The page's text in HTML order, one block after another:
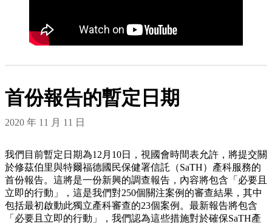
首份報告的暫定日期
2020 年 11 月 11 日
我們目前暫定日期為12月10日，視國會時間表允許，將提交關
於修茲伯里與特爾福德國民保健署信託（SaTH）產科服務的
首份報告。這將是一份新興的調查報告，內容將包含「必要且
立即的行動」，這是我們對250個關注案例的審查結果，其中
包括最初啟動此獨立產科審查的23個案例。最新報告將包含
「必要且立即的行動」，我們認為這些措施對於確保SaTH產